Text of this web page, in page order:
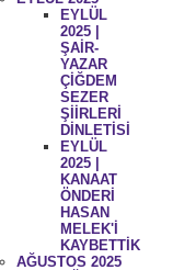
EYLÜL
2025 |
ŞAİR-
YAZAR
ÇİĞDEM
SEZER
ŞİİRLERİ
DİNLETİSİ
EYLÜL
2025 |
KANAAT
ÖNDERİ
HASAN
MELEK'İ
KAYBETTİK
AĞUSTOS 2025